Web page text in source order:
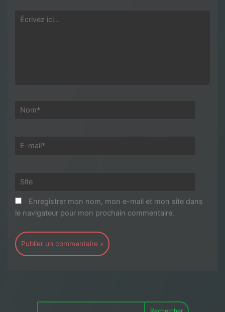
Écrivez
Nom*
E-
Site
Enregistrer mon nom, mon e-mail et mon site dans
le navigateur pour mon prochain commentaire.